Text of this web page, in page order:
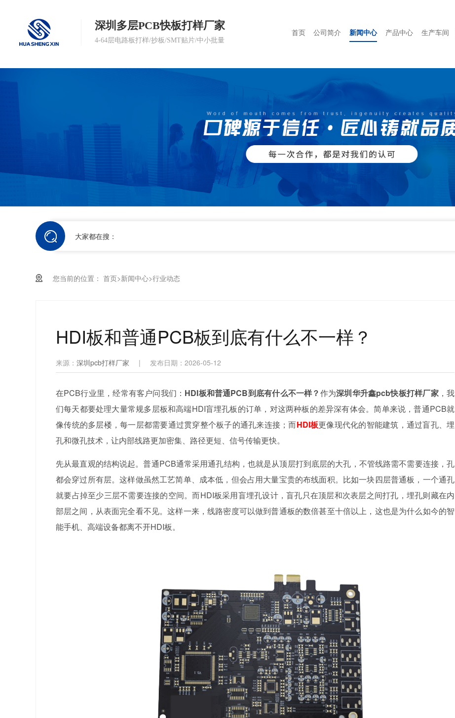
深圳多层PCB快板打样厂家
4-64层电路板打样/抄板/SMT贴片/中小批量
首页 公司简介 新闻中心 产品中心 生产车间
大家都在搜：
您当前的位置： 首页>新闻中心>行业动态
HDI板和普通PCB板到底有什么不一样？
来源： 深圳pcb打样厂家 | 发布日期：2026-05-12
在PCB行业里，经常有客户问我们： HDI板和普通PCB到底有什么不一样？作为深圳华升鑫pcb快板打样厂家，我
们每天都要处理大量常规多层板和高端HDI盲埋孔板的订单，对这两种板的差异深有体会。简单来说，普通PCB就
像传统的多层楼，每一层都需要通过贯穿整个板子的通孔来连接；而HDI板更像现代化的智能建筑，通过盲孔、埋
孔和微孔技术，让内部线路更加密集、路径更短、信号传输更快。
先从最直观的结构说起。普通PCB通常采用通孔结构，也就是从顶层打到底层的大孔，不管线路需不需要连接，孔
都会穿过所有层。这样做虽然工艺简单、成本低，但会占用大量宝贵的布线面积。比如一块四层普通板，一个通孔
就要占掉至少三层不需要连接的空间。而HDI板采用盲埋孔设计，盲孔只在顶层和次表层之间打孔，埋孔则藏在内
部层之间，从表面完全看不见。这样一来，线路密度可以做到普通板的数倍甚至十倍以上，这也是为什么如今的智
能手机、高端设备都离不开HDI板。